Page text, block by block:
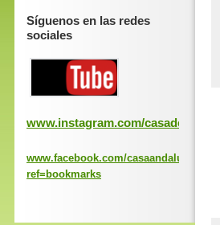
Síguenos en las redes
sociales
www.instagram.com/
www.facebook.com/
ref=bookmarks